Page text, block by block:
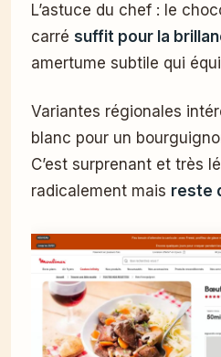
L’astuce du chef : le
carré suffit pour la
amertume subtile qui
Variantes régionales
blanc pour un
C’est surprenant et très
radicalement mais reste